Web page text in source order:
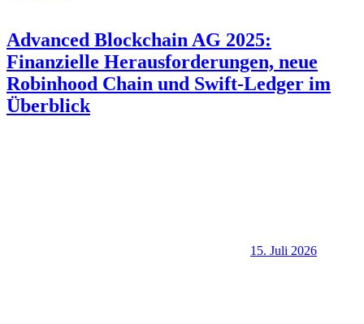
Advanced Blockchain AG 2025:
Finanzielle Herausforderungen, neue
Robinhood Chain und Swift-Ledger im
Überblick
15. Juli 2026